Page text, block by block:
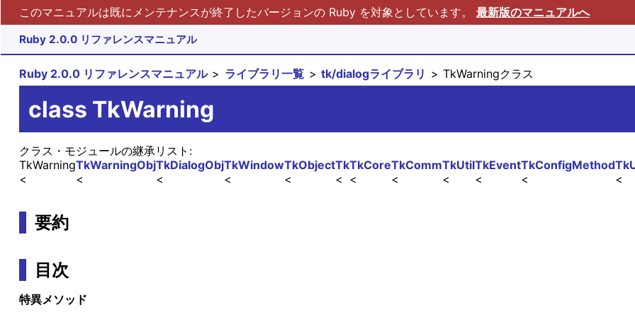
このマニュアルは既にメンテナンスが終了したバージョンの Ruby を対象としています。 最新版のマニュアルへ
Ruby 2.0.0 リファレンスマニュアル
Ruby 2.0.0 リファレンスマニュアル ライブラリ一覧 tk/dialogライブラリ TkWarningクラス
class TkWarning
クラス・モジュールの継承リスト:
TkConfigMethod
TkEvent
TkUtil
TkComm
TkCore
Tk
TkObject
TkWindow
TkDialogObj
TkWarningObj
TkWarning
要約
目次
特異メソッド